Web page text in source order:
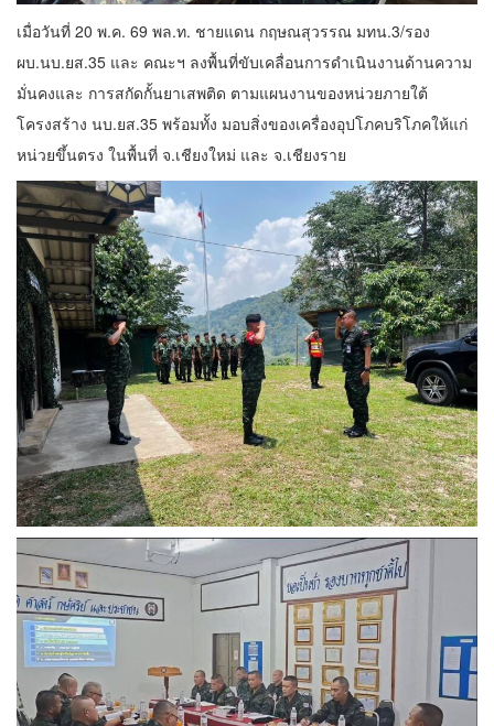
เมื่อวันที่ 20 พ.ค. 69 พล.ท. ชายแดน กฤษณสุวรรณ มทน.3/รอง
ผบ.นบ.ยส.35 และ คณะฯ ลงพื้นที่ขับเคลื่อนการดำเนินงานด้านความ
มั่นคงและ การสกัดกั้นยาเสพติด ตามแผนงานของหน่วยภายใต้
โครงสร้าง นบ.ยส.35 พร้อมทั้ง มอบสิ่งของเครื่องอุปโภคบริโภคให้แก่
หน่วยขึ้นตรง ในพื้นที่ จ.เชียงใหม่ และ จ.เชียงราย